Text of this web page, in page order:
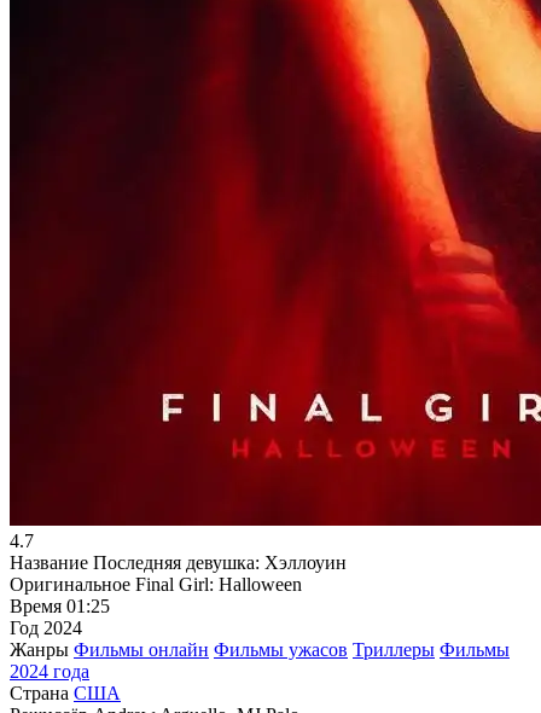
4.7
Название Последняя девушка: Хэллоуин
Оригинальное Final Girl: Halloween
Время 01:25
Год 2024
Жанры Фильмы онлайн Фильмы ужасов Триллеры Фильмы
2024 года
Страна США